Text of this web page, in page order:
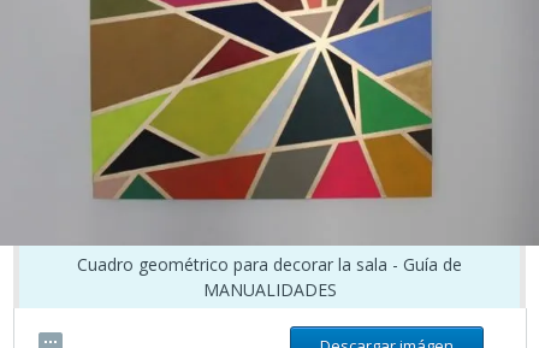
Cuadro geométrico para decorar la sala - Guía de
MANUALIDADES